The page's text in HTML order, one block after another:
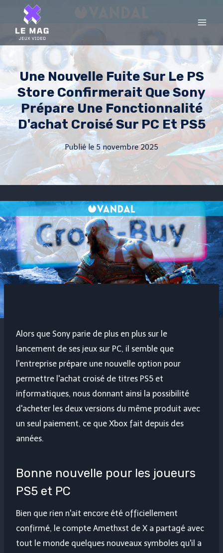
content
Une Nouvelle Fuite Sur Le PS
Store Confirmerait Que Sony
Prépare Une Fonctionnalité
D'achat Croisé Sur PC Et PS5
Publié le 5 novembre 2025
Alors que Sony parie de plus en plus sur le
lancement de ses jeux sur PC, il semble que
l'entreprise prépare une nouvelle option pour
permettre l'achat croisé de titres PS5 et
informatiques, nous donnant ainsi la possibilité
d'acheter les deux versions du même produit avec
un seul paiement, ce que Xbox fait depuis des
années.
Bonne nouvelle pour les joueurs
PS5 et PC
Bien que rien n'ait encore été officiellement
confirmé, le compte Amethxst de X a partagé avec
tout le monde quelques nouveaux symboles qu'il a